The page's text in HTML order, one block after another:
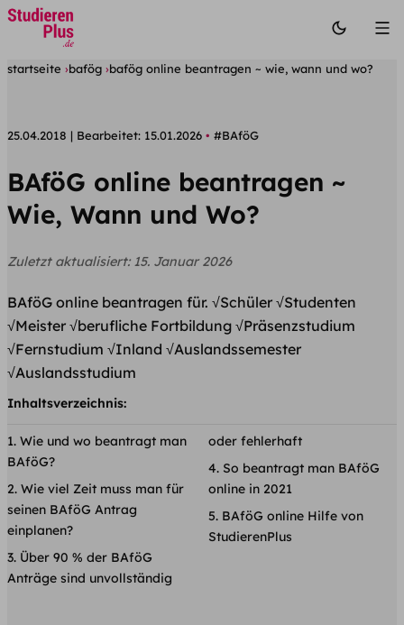
startseite bafög bafög online beantragen ~ wie, wann und wo?
25.04.2018 Bearbeitet: 15.01.2026 #BAföG
BAföG online beantragen ~
Wie, Wann und Wo?
Zuletzt aktualisiert: 15. Januar 2026
BAföG online beantragen für. √Schüler √Studenten
√Meister √berufliche Fortbildung √Präsenzstudium
√Fernstudium √Inland √Auslandssemester
√Auslandsstudium
Inhaltsverzeichnis:
Wie und wo beantragt man
BAföG?
Wie viel Zeit muss man für
seinen BAföG Antrag
einplanen?
Über 90 % der BAföG
Anträge sind unvollständig
oder fehlerhaft
So beantragt man BAföG
online in 2021
BAföG online Hilfe von
StudierenPlus